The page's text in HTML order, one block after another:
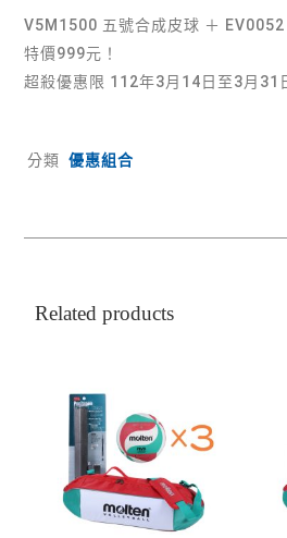
V5M1500 五號合成皮球 ＋
特價999元！
超殺優惠限 112年3月14日至3月31
分類 優惠組合
Related products